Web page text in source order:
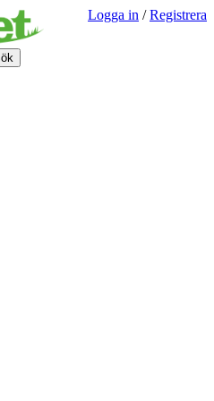
Logga in /Registrera